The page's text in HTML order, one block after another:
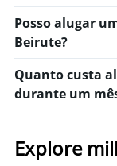
Posso alugar
Beirute?
Quanto custa
durante um
Explore